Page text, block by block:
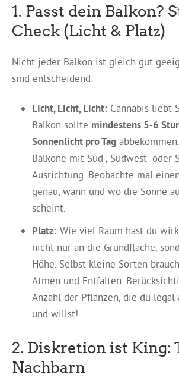
1. Passt dein Balkon?
Check (Licht & Platz)
Nicht jeder Balkon ist gleich gut
sind entscheidend:
Licht, Licht, Licht: Cannabis liebt
Balkon sollte mindestens 5-6
Sonnenlicht pro Tag
Balkone mit Süd-, Südwest- oder
Ausrichtung. Beobachte mal
genau, wann und wo die Sonne
scheint.
Platz: Wie viel Raum hast du
nicht nur an die Grundfläche,
Höhe. Selbst kleine Sorten
Atmen und Entfalten.
Anzahl der Pflanzen, die du legal
und willst!
2. Diskretion ist King:
Nachbarn